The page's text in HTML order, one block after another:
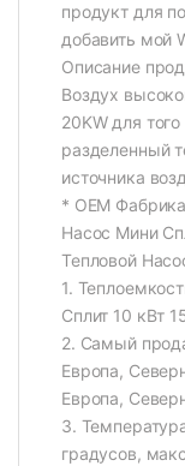
продукт для
добавить мой
Описание
Воздух
20KW для
разделенный
источника
* OEM
Насос Мини
Тепловой
1.
Сплит 10 кВт
2. Самый
Европа,
Европа,
3.
градусов,